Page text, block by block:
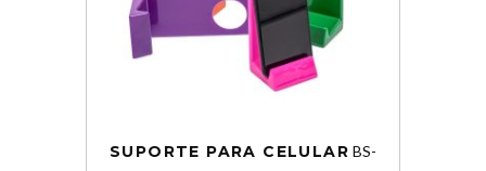
SUPORTE PARA CELULAR BS-